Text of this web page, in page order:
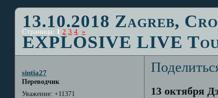
13.10.2018 Zagreb,
EXPLOSIVE LIVE
Страница: 1 2 3 4 »
sintia27
Переводчик
Уважение: +11371
13 октября